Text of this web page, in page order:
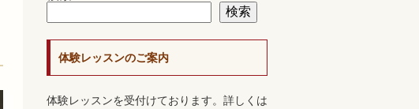
検索
体験レッスンのご案内
体験レッスンを受付けております。詳しくは